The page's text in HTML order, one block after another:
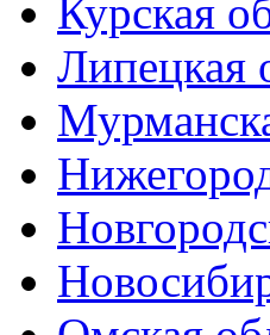
Курская
Липецкая